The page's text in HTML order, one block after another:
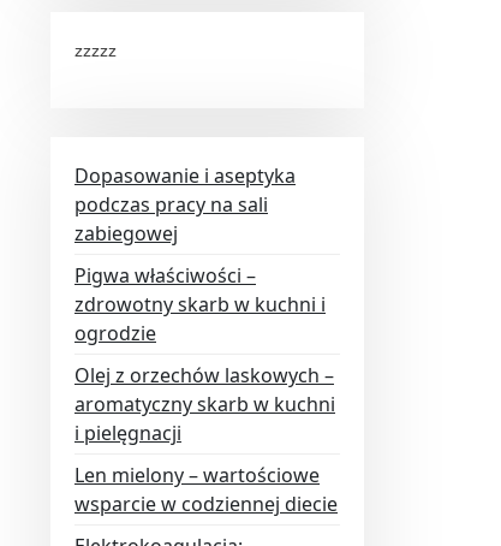
zzzzz
Dopasowanie i aseptyka
podczas pracy na sali
zabiegowej
Pigwa właściwości –
zdrowotny skarb w kuchni i
ogrodzie
Olej z orzechów laskowych –
aromatyczny skarb w kuchni
i pielęgnacji
Len mielony – wartościowe
wsparcie w codziennej diecie